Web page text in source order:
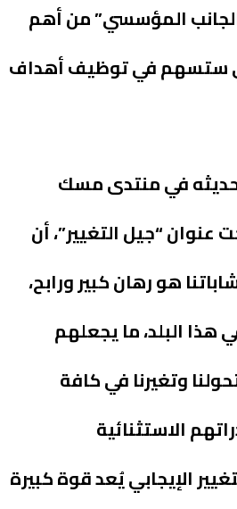
المؤسسي” من أهم
ستسهم في توظيف أهداف
حديثه في منتدى مسك
عنوان “جيل التغيير”، أن
هو رهان كبير ورابح،
هذا البلد، ما يجعلهم
وتغيرنا في كافة
الاستثنائية
الإيجابي يُعد قوة كبيرة